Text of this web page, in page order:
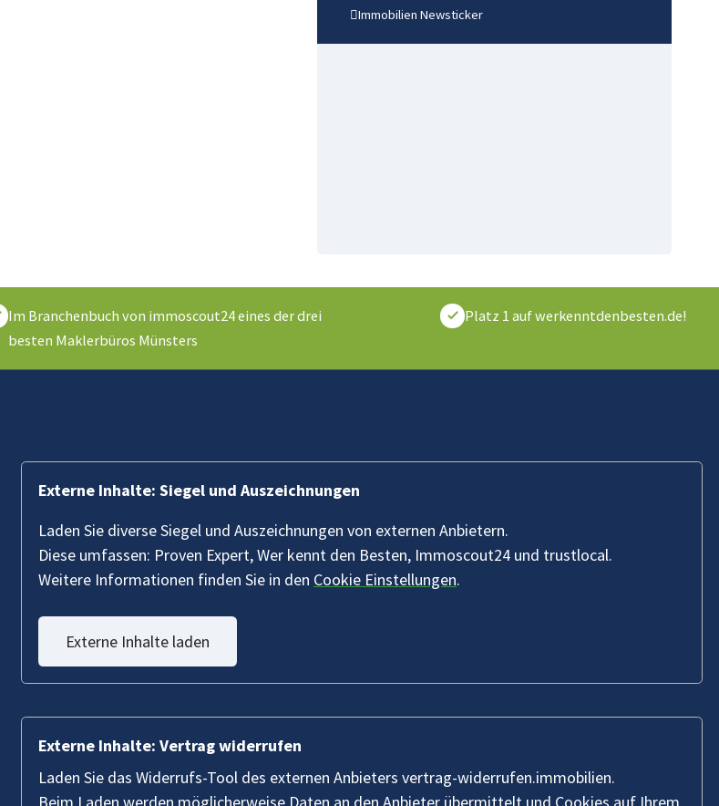
Immobilien Newsticker
Im Branchenbuch von immoscout24 eines der drei
besten Maklerbüros Münsters
Platz 1 auf werkenntdenbesten.de!
Externe Inhalte: Siegel und Auszeichnungen
Laden Sie diverse Siegel und Auszeichnungen von externen Anbietern.
Diese umfassen: Proven Expert, Wer kennt den Besten, Immoscout24 und trustlocal.
Weitere Informationen finden Sie in den Cookie Einstellungen.
Externe Inhalte laden
Externe Inhalte: Vertrag widerrufen
Laden Sie das Widerrufs-Tool des externen Anbieters vertrag-widerrufen.immobilien.